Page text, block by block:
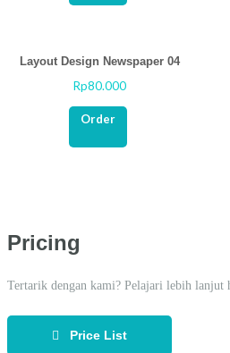
Layout Design Newspaper 04
Rp80.000
Order
Pricing
Tertarik dengan kami? Pelajari lebih lanjut
Price List